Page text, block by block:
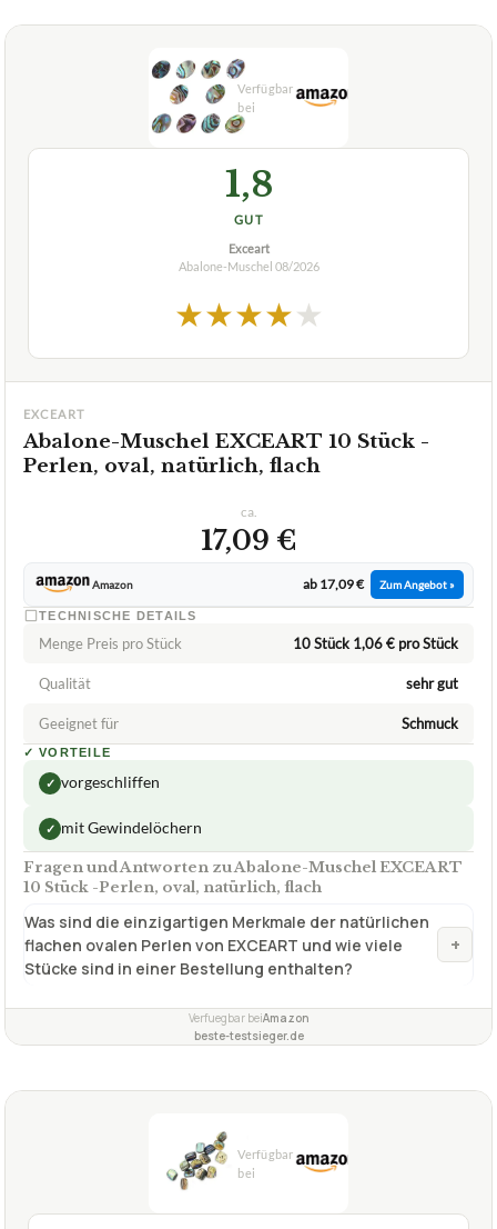
1,8
GUT
Exceart
Abalone-Muschel 08/2026
★★★★★
EXCEART
Abalone-Muschel EXCEART 10 Stück -
Perlen, oval, natürlich, flach
ca.
17,09 €
Amazon ab 17,09 € Zum Angebot »
TECHNISCHE DETAILS
Menge Preis pro Stück 10 Stück 1,06 € pro Stück
Qualität sehr gut
Geeignet für Schmuck
✓ VORTEILE
✓ vorgeschliffen
✓ mit Gewindelöchern
Fragen und Antworten zu Abalone-Muschel EXCEART
10 Stück -Perlen, oval, natürlich, flach
Was sind die einzigartigen Merkmale der natürlichen
flachen ovalen Perlen von EXCEART und wie viele
Stücke sind in einer Bestellung enthalten?
+
Verfuegbar beiAmazon
beste-testsieger.de